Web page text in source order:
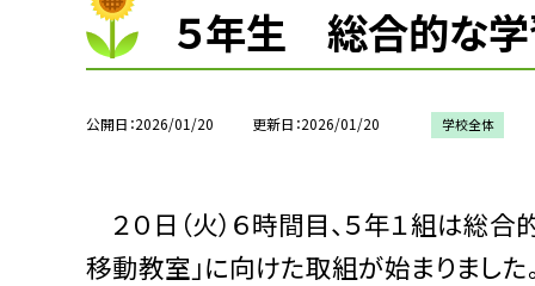
５年生 総合的な
公開日 2026/01/20 更新日 2026/01/20 学校全体
２０日（火）６時間目、５年１組は総
移動教室」に向けた取組が始まりました